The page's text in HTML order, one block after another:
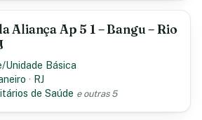
Aliança Ap 5 1 – Bangu – Rio
Unidade Básica
· RJ
de Saúde e outras 5